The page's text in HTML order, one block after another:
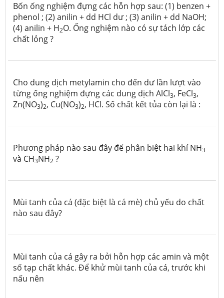
Bốn ống nghiệm đựng các hỗn hợp sau: (1) benzen +
phenol ; (2) anilin + dd HCl dư ; (3) anilin + dd NaOH;
(4) anilin + H2O. Ống nghiệm nào có sự tách lớp các
chất lỏng ?
Cho dung dịch metylamin cho đến dư lần lượt vào
từng ống nghiệm đựng các dung dịch AlCl3, FeCl3,
Zn(NO3)2, Cu(NO3)2, HCl. Số chất kết tủa còn lại là :
Phương pháp nào sau đây để phân biệt hai khí NH3
và CH3NH2 ?
Mùi tanh của cá (đặc biệt là cá mè) chủ yếu do chất
nào sau đây?
Mùi tanh của cá gây ra bởi hỗn hợp các amin và một
số tạp chất khác. Để khử mùi tanh của cá, trước khi
nấu nên